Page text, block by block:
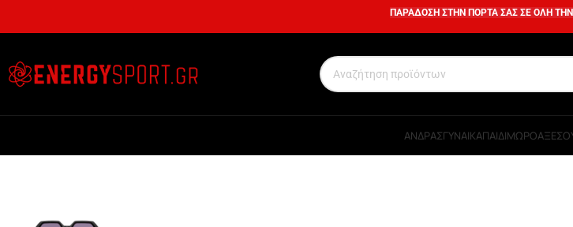
ΠΑΡΑΔΟΣΗ ΣΤΗΝ ΠΟΡΤΑ ΣΑΣ ΣΕ ΟΛΗ
ΑΝΔΡΑΣΓΥΝΑΙΚΑΠΑΙΔΙΜΩΡΟ